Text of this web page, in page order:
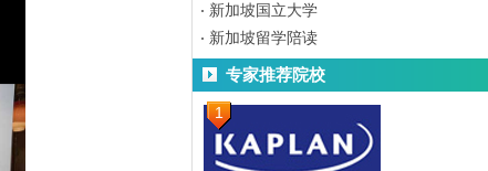
新加坡国立大学
新加坡留学陪读
专家推荐院校
1